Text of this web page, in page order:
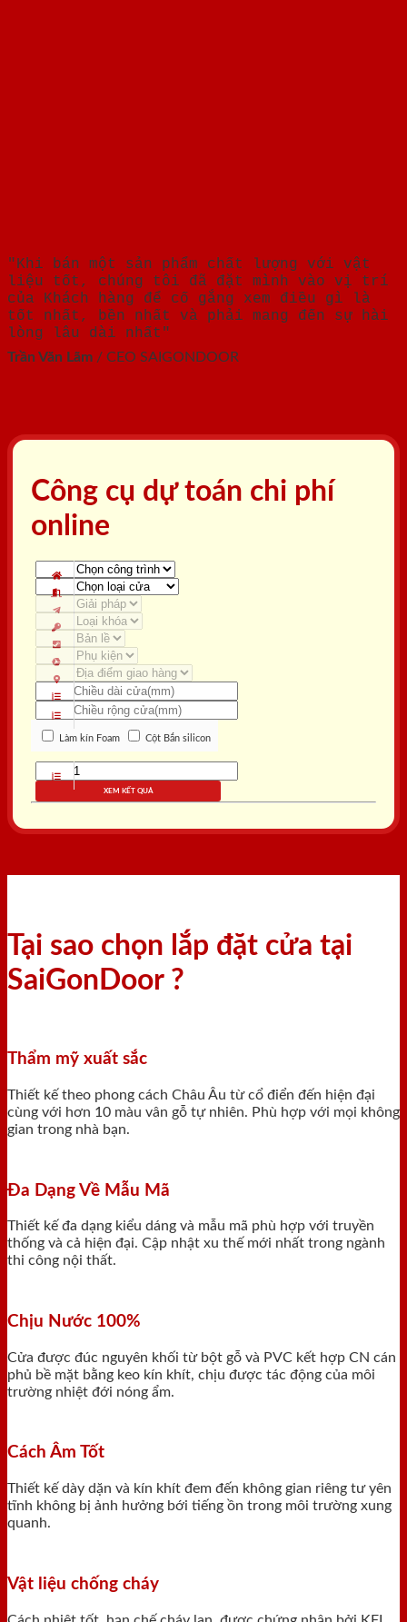
"Khi bán một sản phẩm chất lượng với vật
liệu tốt, chúng tôi đã đặt mình vào vị trí
của Khách hàng để cố gắng xem điều gì là
tốt nhất, bền nhất và phải mang đến sự hài
lòng lâu dài nhất"
Trần Văn Lãm / CEO SAIGONDOOR
Công cụ dự toán chi phí
online
Làm kín Foam Cột Bắn silicon
XEM KẾT QUẢ
Tại sao chọn lắp đặt cửa tại
SaiGonDoor ?
Thẩm mỹ xuất sắc
Thiết kế theo phong cách Châu Âu từ cổ điển đến hiện đại
cùng với hơn 10 màu vân gỗ tự nhiên. Phù hợp với mọi không
gian trong nhà bạn.
Đa Dạng Về Mẫu Mã
Thiết kế đa dạng kiểu dáng và mẫu mã phù hợp với truyền
thống và cả hiện đại. Cập nhật xu thế mới nhất trong ngành
thi công nội thất.
Chịu Nước 100%
Cửa được đúc nguyên khối từ bột gỗ và PVC kết hợp CN cán
phủ bề mặt bằng keo kín khít, chịu được tác động của môi
trường nhiệt đới nóng ẩm.
Cách Âm Tốt
Thiết kế dày dặn và kín khít đem đến không gian riêng tư yên
tĩnh không bị ảnh hưởng bới tiếng ồn trong môi trường xung
quanh.
Vật liệu chống cháy